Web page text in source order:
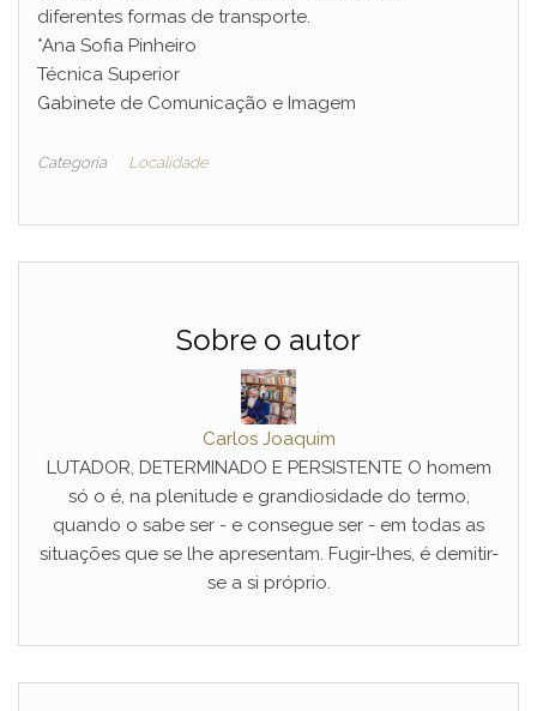
diferentes formas de transporte.
*Ana Sofia Pinheiro
Técnica Superior
Gabinete de Comunicação e Imagem
Categoria Localidade
Sobre o autor
Carlos Joaquim
LUTADOR, DETERMINADO E PERSISTENTE O homem
só o é, na plenitude e grandiosidade do termo,
quando o sabe ser - e consegue ser - em todas as
situações que se lhe apresentam. Fugir-lhes, é demitir-
se a si próprio.